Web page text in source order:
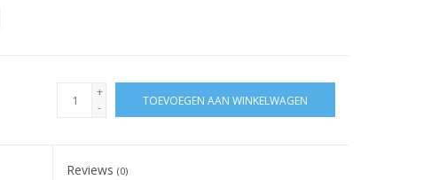
+
-
TOEVOEGEN AAN WINKELWAGEN
Reviews(0)